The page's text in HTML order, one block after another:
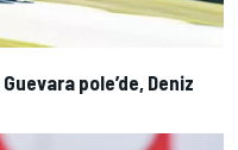
pole’de, Deniz